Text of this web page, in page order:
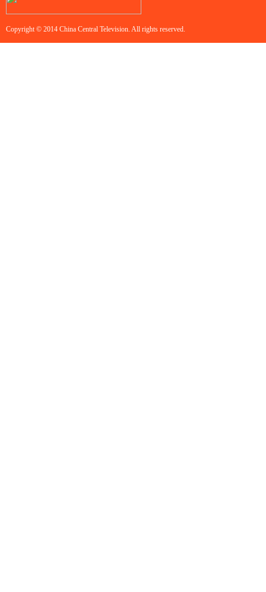
Copyright © 2014 China Central Television. All rights reserved.